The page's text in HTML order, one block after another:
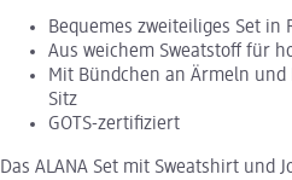
Bequemes zweiteiliges Set in
Aus weichem Sweatstoff für
Mit Bündchen an Ärmeln
Sitz
GOTS-zertifiziert
Das ALANA Set mit Sweatshirt und